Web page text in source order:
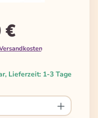
€
Lieferzeit: 1-3 Tage
gewünschten